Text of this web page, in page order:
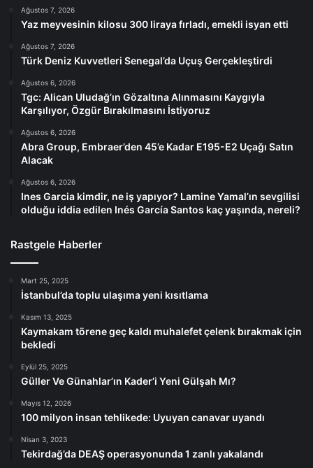
Ağustos 7, 2026
Yaz meyvesinin kilosu 300 liraya fırladı, emekli isyan etti
Ağustos 7, 2026
Türk Deniz Kuvvetleri Senegal’da Uçuş Gerçekleştirdi
Ağustos 6, 2026
Tgc: Alican Uludağ’ın Gözaltına Alınmasını Kaygıyla
Karşılıyor, Özgür Bırakılmasını İstiyoruz
Ağustos 6, 2026
Abra Group, Embraer’den 45’e Kadar E195-E2 Uçağı Satın
Alacak
Ağustos 6, 2026
Ines Garcia kimdir, ne iş yapıyor? Lamine Yamal’ın sevgilisi
olduğu iddia edilen Inés García Santos kaç yaşında, nereli?
Rastgele Haberler
Mart 25, 2025
İstanbul’da toplu ulaşıma yeni kısıtlama
Kasım 13, 2025
Kaymakam törene geç kaldı muhalefet çelenk bırakmak için
bekledi
Eylül 25, 2025
Güller Ve Günahlar’ın Kader’i Yeni Gülşah Mı?
Mayıs 12, 2026
100 milyon insan tehlikede: Uyuyan canavar uyandı
Nisan 3, 2023
Tekirdağ’da DEAŞ operasyonunda 1 zanlı yakalandı